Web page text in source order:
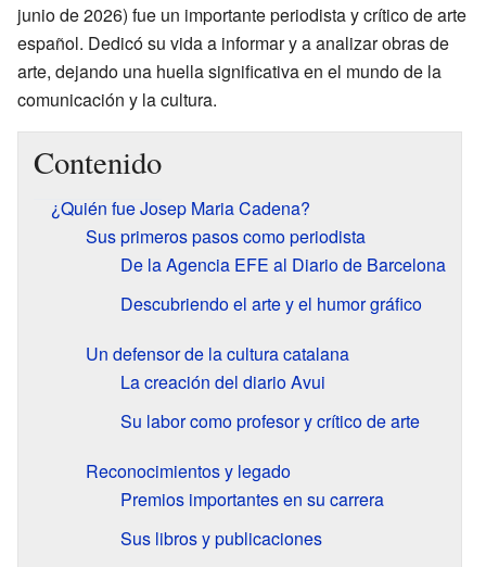
junio de 2026) fue un importante periodista y crítico de arte
español. Dedicó su vida a informar y a analizar obras de
arte, dejando una huella significativa en el mundo de la
comunicación y la cultura.
Contenido
¿Quién fue Josep Maria Cadena?
Sus primeros pasos como periodista
De la Agencia EFE al Diario de Barcelona
Descubriendo el arte y el humor gráfico
Un defensor de la cultura catalana
La creación del diario Avui
Su labor como profesor y crítico de arte
Reconocimientos y legado
Premios importantes en su carrera
Sus libros y publicaciones